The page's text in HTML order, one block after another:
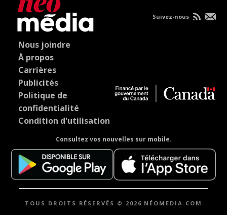
Nous joindre
À propos
Carrières
Publicités
Politique de
confidentialité
Condition d'utilisation
Consultez vos nouvelles sur mobile.
Suivez-nous
TOUS DROITS RÉSERVÉS © 2026 NÉOMEDIA.COM